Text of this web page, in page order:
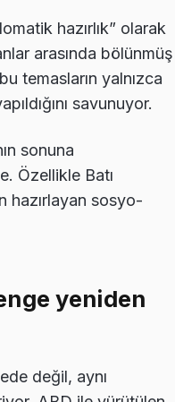
hazırlık” olarak
arasında bölünmüş
temasların yalnızca
savunuyor.
sonuna
Özellikle Batı
hazırlayan sosyo-
yeniden
değil, aynı